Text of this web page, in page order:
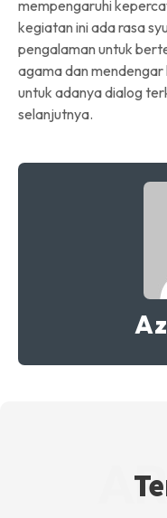
mempengaruhi
kegiatan ini ada rasa
pengalaman untuk
agama dan mendengar
untuk adanya dialog
selanjutnya.